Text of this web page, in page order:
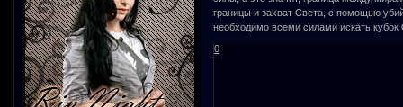
границы и захват Света, с помощью
необходимо всеми силами искать кубок
0